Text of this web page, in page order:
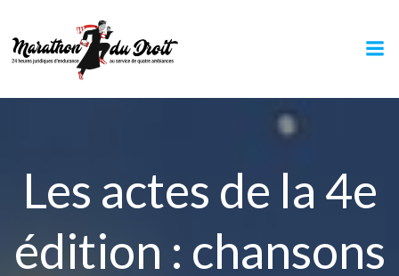
Les actes de la 4e
édition : chansons